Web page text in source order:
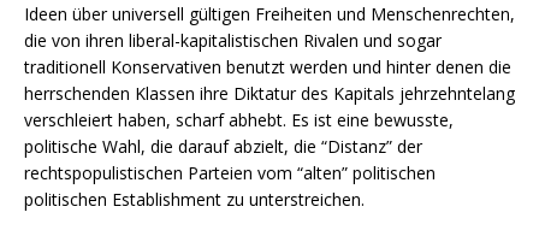
Ideen über universell gültigen Freiheiten und Menschenrechten,
die von ihren liberal-kapitalistischen Rivalen und sogar
traditionell Konservativen benutzt werden und hinter denen die
herrschenden Klassen ihre Diktatur des Kapitals jehrzehntelang
verschleiert haben, scharf abhebt. Es ist eine bewusste,
politische Wahl, die darauf abzielt, die “Distanz” der
rechtspopulistischen Parteien vom “alten” politischen
politischen Establishment zu unterstreichen.